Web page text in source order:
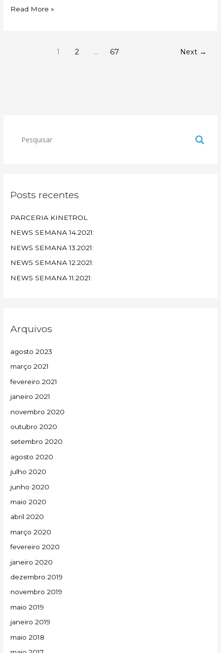
Read More »
1 2 … 67 Next →
Posts recentes
PARCERIA KINETROL
NEWS SEMANA 14.2021:
NEWS SEMANA 13.2021:
NEWS SEMANA 12.2021:
NEWS SEMANA 11.2021:
Arquivos
agosto 2023
março 2021
fevereiro 2021
janeiro 2021
novembro 2020
outubro 2020
setembro 2020
agosto 2020
julho 2020
junho 2020
maio 2020
abril 2020
março 2020
fevereiro 2020
janeiro 2020
dezembro 2019
novembro 2019
maio 2019
janeiro 2019
maio 2018